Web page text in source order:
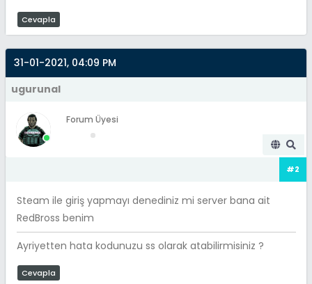
Cevapla
31-01-2021, 04:09 PM
ugurunal
Forum Üyesi
#2
Steam ile giriş yapmayı denediniz mi server bana ait
RedBross benim
Ayriyetten hata kodunuzu ss olarak atabilirmisiniz ?
Cevapla